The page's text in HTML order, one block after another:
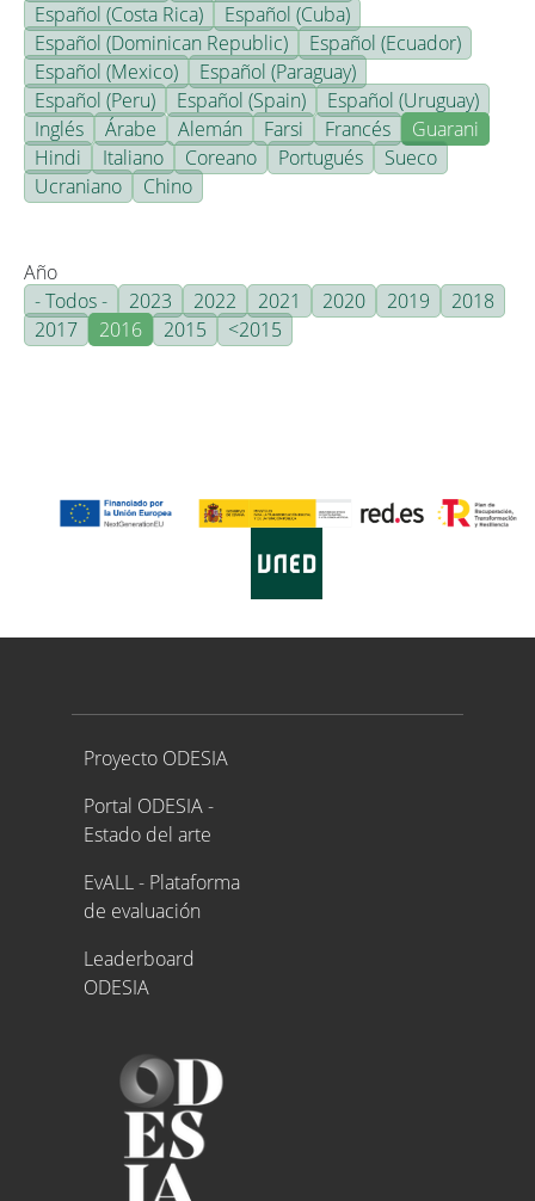
Español (Costa Rica)
Español (Cuba)
Español (Dominican Republic)
Español (Ecuador)
Español (Mexico)
Español (Paraguay)
Español (Peru)
Español (Spain)
Español (Uruguay)
Inglés
Árabe Alemán Farsi Francés
Guarani
Hindi
Italiano Coreano Portugués
Sueco
Ucraniano
Chino
Año
- Todos -
2023 2022 2021 2020 2019
2018
2017
2016 2015 <2015
Proyecto ODESIA
Proyecto ODESIA
Portal ODESIA -
Estado del arte
EvALL - Plataforma
de evaluación
Leaderboard
ODESIA